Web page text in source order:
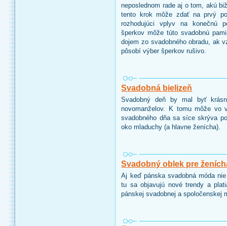
neposlednom rade aj o tom, akú
tento krok môže zdať na prvý
rozhodujúci vplyv na konečnú
šperkov môže túto svadobnú
dojem zo svadobného obradu, ak
pôsobí výber šperkov rušivo.
Svadobná bielizeň
Svadobný deň by mal byť
novomanželov. K tomu môže vo
svadobného dňa sa síce skrýva
oko mladuchy (a hlavne ženícha).
Svadobný oblek pre
Aj keď pánska svadobná móda
tu sa objavujú nové trendy a
pánskej svadobnej a spoločenskej